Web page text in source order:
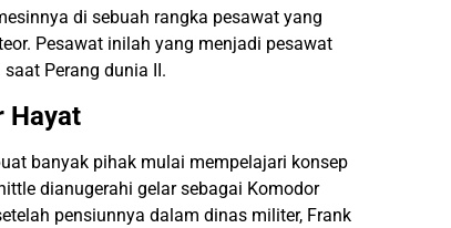
di sebuah rangka pesawat yang
Pesawat inilah yang menjadi pesawat
Perang dunia II.
Hayat
banyak pihak mulai mempelajari konsep
dianugerahi gelar sebagai Komodor
pensiunnya dalam dinas militer, Frank